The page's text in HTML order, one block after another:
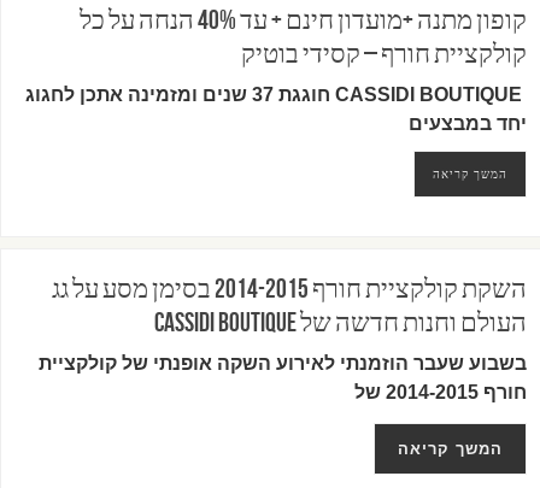
קופון מתנה +מועדון חינם + עד 40% הנחה על כל
קולקציית חורף – קסידי בוטיק
CASSIDI BOUTIQUE חוגגת 37 שנים ומזמינה אתכן לחגוג
יחד במבצעים
המשך קריאה
השקת קולקציית חורף 2014-2015 בסימן מסע על גג
העולם וחנות חדשה של Cassidi Boutique
בשבוע שעבר הוזמנתי לאירוע השקה אופנתי של קולקציית
חורף 2014-2015 של
המשך קריאה